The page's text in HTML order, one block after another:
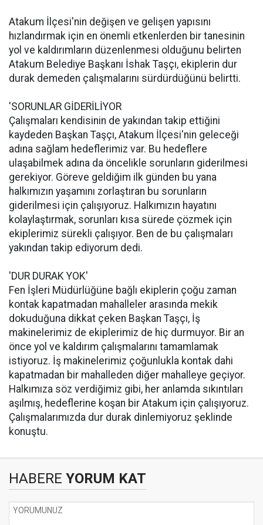
Atakum İlçesi'nin değişen ve gelişen yapısını
hızlandırmak için en önemli etkenlerden bir tanesinin
yol ve kaldırımların düzenlenmesi olduğunu belirten
Atakum Belediye Başkanı İshak Taşçı, ekiplerin dur
durak demeden çalışmalarını sürdürdüğünü belirtti.
'SORUNLAR GİDERİLİYOR
Çalışmaları kendisinin de yakından takip ettiğini
kaydeden Başkan Taşçı, Atakum İlçesi'nin geleceği
adına sağlam hedeflerimiz var. Bu hedeflere
ulaşabilmek adına da öncelikle sorunların giderilmesi
gerekiyor. Göreve geldiğim ilk günden bu yana
halkımızın yaşamını zorlaştıran bu sorunların
giderilmesi için çalışıyoruz. Halkımızın hayatını
kolaylaştırmak, sorunları kısa sürede çözmek için
ekiplerimiz sürekli çalışıyor. Ben de bu çalışmaları
yakından takip ediyorum dedi.
'DUR DURAK YOK'
Fen İşleri Müdürlüğüne bağlı ekiplerin çoğu zaman
kontak kapatmadan mahalleler arasında mekik
dokuduğuna dikkat çeken Başkan Taşçı, İş
makinelerimiz de ekiplerimiz de hiç durmuyor. Bir an
önce yol ve kaldırım çalışmalarını tamamlamak
istiyoruz. İş makinelerimiz çoğunlukla kontak dahi
kapatmadan bir mahalleden diğer mahalleye geçiyor.
Halkımıza söz verdiğimiz gibi, her anlamda sıkıntıları
aşılmış, hedeflerine koşan bir Atakum için çalışıyoruz.
Çalışmalarımızda dur durak dinlemiyoruz şeklinde
konuştu.
HABERE YORUM KAT